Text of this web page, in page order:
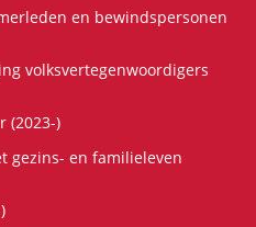
en bewindspersonen
volksvertegenwoordigers
(2023-)
gezins- en familieleven